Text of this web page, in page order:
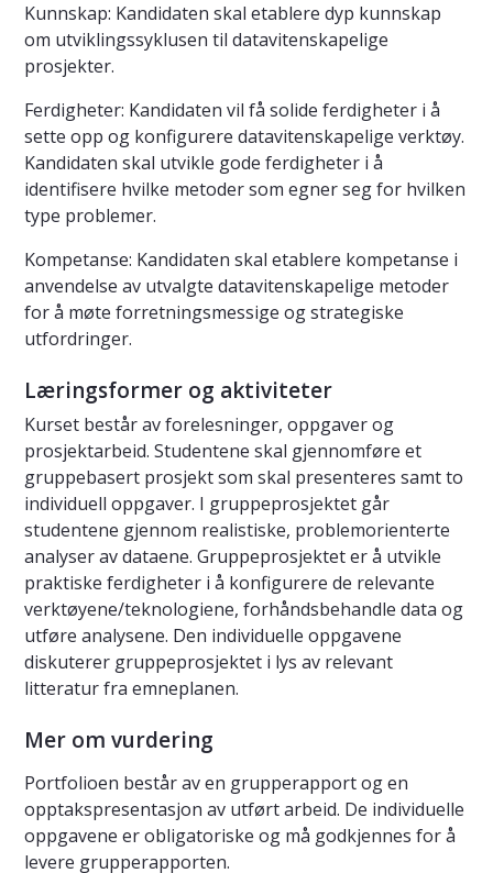
Kunnskap: Kandidaten skal etablere dyp kunnskap
om utviklingssyklusen til datavitenskapelige
prosjekter.
Ferdigheter: Kandidaten vil få solide ferdigheter i å
sette opp og konfigurere datavitenskapelige verktøy.
Kandidaten skal utvikle gode ferdigheter i å
identifisere hvilke metoder som egner seg for hvilken
type problemer.
Kompetanse: Kandidaten skal etablere kompetanse i
anvendelse av utvalgte datavitenskapelige metoder
for å møte forretningsmessige og strategiske
utfordringer.
Læringsformer og aktiviteter
Kurset består av forelesninger, oppgaver og
prosjektarbeid. Studentene skal gjennomføre et
gruppebasert prosjekt som skal presenteres samt to
individuell oppgaver. I gruppeprosjektet går
studentene gjennom realistiske, problemorienterte
analyser av dataene. Gruppeprosjektet er å utvikle
praktiske ferdigheter i å konfigurere de relevante
verktøyene/teknologiene, forhåndsbehandle data og
utføre analysene. Den individuelle oppgavene
diskuterer gruppeprosjektet i lys av relevant
litteratur fra emneplanen.
Mer om vurdering
Portfolioen består av en grupperapport og en
opptakspresentasjon av utført arbeid. De individuelle
oppgavene er obligatoriske og må godkjennes for å
levere grupperapporten.